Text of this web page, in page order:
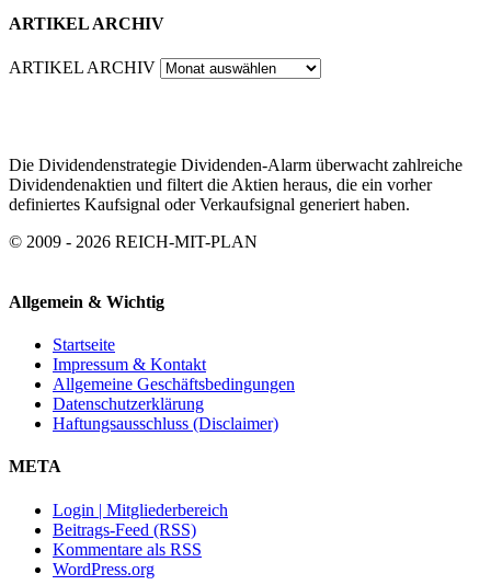
ARTIKEL ARCHIV
ARTIKEL ARCHIV
Die Dividendenstrategie Dividenden-Alarm überwacht zahlreiche
Dividendenaktien und filtert die Aktien heraus, die ein vorher
definiertes Kaufsignal oder Verkaufsignal generiert haben.
© 2009 - 2026 REICH-MIT-PLAN
Allgemein & Wichtig
Startseite
Impressum & Kontakt
Allgemeine Geschäftsbedingungen
Datenschutzerklärung
Haftungsausschluss (Disclaimer)
META
Login | Mitgliederbereich
Beitrags-Feed (RSS)
Kommentare als RSS
WordPress.org